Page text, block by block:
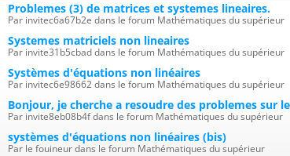
Problemes (3) de matrices et systemes lineaires.
Par invitec6a67b2e dans le forum Mathématiques du supérieur
Systemes matriciels non lineaires
Par invite31b5cbad dans le forum Mathématiques du supérieur
Systèmes d'équations non linéaires
Par invitec6e98662 dans le forum Mathématiques du supérieur
Bonjour, je cherche a resoudre des problemes sur
Par invite8eb08b4f dans le forum Mathématiques du supérieur
systèmes d'équations non linéaires (bis)
Par le fouineur dans le forum Mathématiques du supérieur